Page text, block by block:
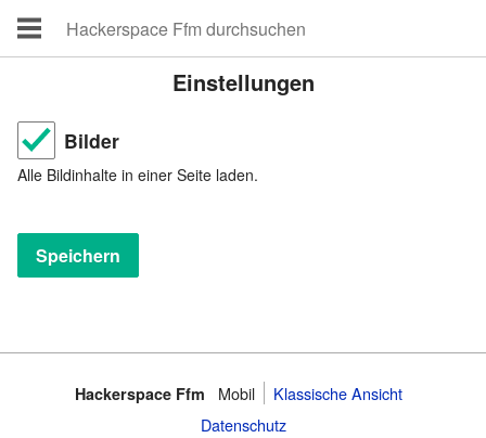
Einstellungen
Bilder
Alle Bildinhalte in einer Seite laden.
Hackerspace Ffm Mobil
Klassische Ansicht
Datenschutz